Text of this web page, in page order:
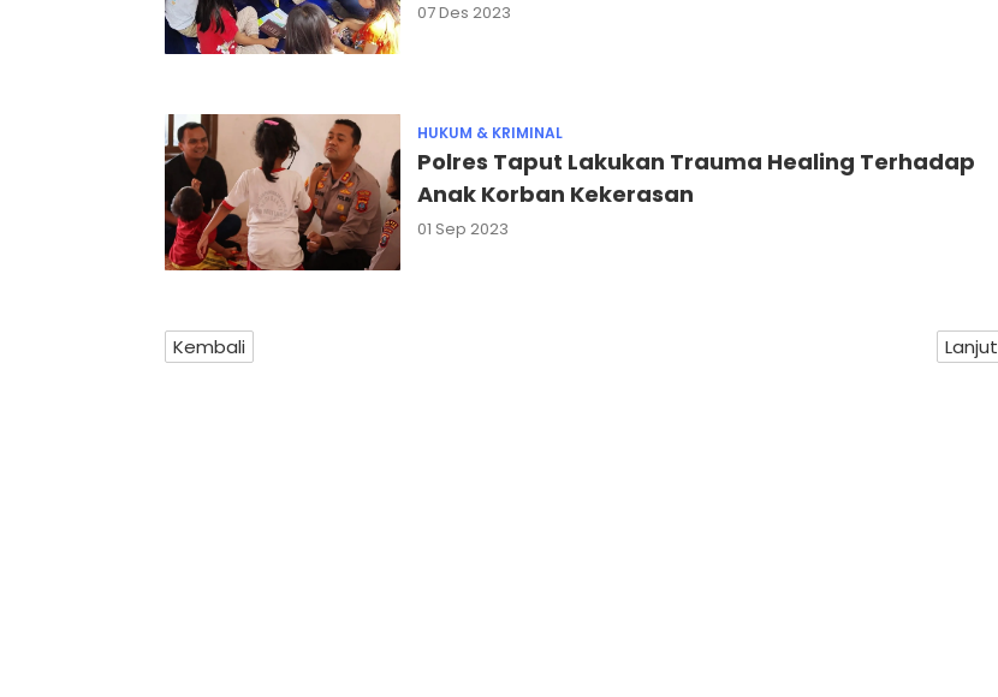
07 Des 2023
HUKUM & KRIMINAL
Polres Taput Lakukan Trauma Healing Terhadap
Anak Korban Kekerasan
01 Sep 2023
Kembali Lanjut